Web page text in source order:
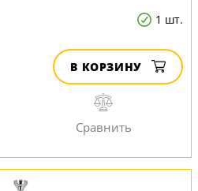
1 шт.
В КОРЗИНУ